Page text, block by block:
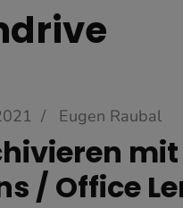
/ Eugen Raubal
/ Office